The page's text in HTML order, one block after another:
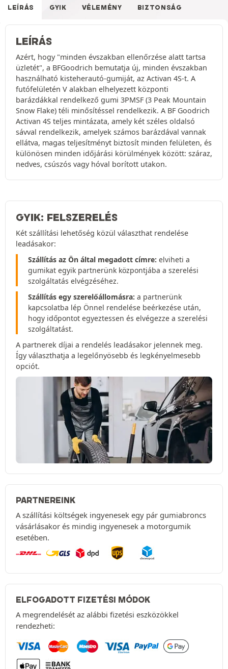
LEÍRÁS GYIK VÉLEMÉNY BIZTONSÁG
LEÍRÁS
Azért, hogy "minden évszakban ellenőrzése alatt tartsa
üzletét", a BFGoodrich bemutatja új, minden évszakban
használható kisteherautó-gumiját, az Activan 4S-t. A
futófelületén V alakban elhelyezett központi
barázdákkal rendelkező gumi 3PMSF (3 Peak Mountain
Snow Flake) téli minősítéssel rendelkezik. A BF Goodrich
Activan 4S teljes mintázata, amely két széles oldalsó
sávval rendelkezik, amelyek számos barázdával vannak
ellátva, magas teljesítményt biztosít minden felületen, és
különösen minden időjárási körülmények között: száraz,
nedves, csúszós vagy hóval borított utakon.
GYIK: FELSZERELÉS
Két szállítási lehetőség közül választhat rendelése
leadásakor:
Szállítás az Ön által megadott címre: elviheti a
gumikat egyik partnerünk központjába a szerelési
szolgáltatás elvégzéséhez.
Szállítás egy szerelőállomásra: a partnerünk
kapcsolatba lép Önnel rendelése beérkezése után,
hogy időpontot egyeztessen és elvégezze a szerelési
szolgáltatást.
A partnerek díjai a rendelés leadásakor jelennek meg.
Így választhatja a legelőnyösebb és legkényelmesebb
opciót.
PARTNEREINK
A szállítási költségek ingyenesek egy pár gumiabroncs
vásárlásakor és mindig ingyenesek a motorgumik
esetében.
ELFOGADOTT FIZETÉSI MÓDOK
A megrendelését az alábbi fizetési eszközökkel
rendezheti: